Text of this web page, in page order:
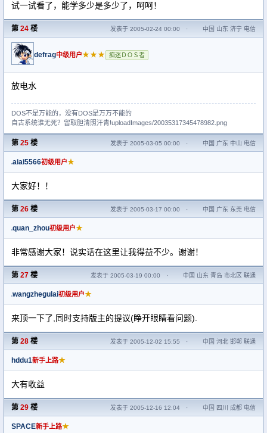
试一试看了，能学多少是多少了，呵呵！
第 24 楼 发表于 2005-02-24 00:00 · 中国 山东 济宁 电信
defrag中级用户★★★ 痴迷ＤＯＳ者
放电水
DOS不是万能的，没有DOS是万万不能的
自古系统谁无死？留取胆清照汗青!uploadImages/20035317345478982.png
第 25 楼 发表于 2005-03-05 00:00 · 中国 广东 中山 电信
aiai5566初级用户★
大家好！！
第 26 楼 发表于 2005-03-17 00:00 · 中国 广东 东莞 电信
quan_zhou初级用户★
非常感谢大家！说实话在这里让我得益不少。谢谢！
第 27 楼 发表于 2005-03-19 00:00 · 中国 山东 青岛 市北区 联通
wangzhegulai初级用户★
来顶一下了,同时支持版主的提议(睁开眼睛看问题).
第 28 楼 发表于 2005-12-02 15:55 · 中国 河北 邯郸 联通
hddu1新手上路★
大有收益
第 29 楼 发表于 2005-12-16 12:04 · 中国 四川 成都 电信
SPACE新手上路★